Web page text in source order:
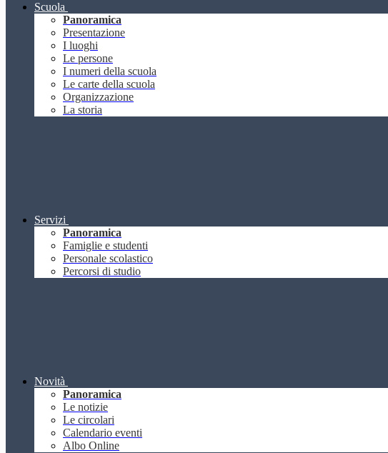
Scuola
Panoramica
Presentazione
I luoghi
Le persone
I numeri della scuola
Le carte della scuola
Organizzazione
La storia
Servizi
Panoramica
Famiglie e studenti
Personale scolastico
Percorsi di studio
Novità
Panoramica
Le notizie
Le circolari
Calendario eventi
Albo Online